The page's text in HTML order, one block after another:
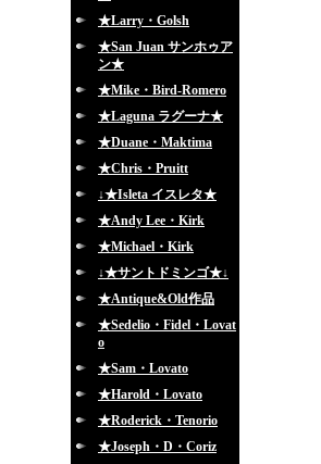
★Larry・Golsh
★San Juan サンホゥア
ン★
★Mike・Bird-Romero
★Laguna ラグーナ★
★Duane・Maktima
★Chris・Pruitt
↓★Isleta イスレタ★
★Andy Lee・Kirk
★Michael・Kirk
↓★サントドミンゴ★↓
★Antique&Old作品
★Sedelio・Fidel・Lovat
o
★Sam・Lovato
★Harold・Lovato
★Roderick・Tenorio
★Joseph・D・Coriz